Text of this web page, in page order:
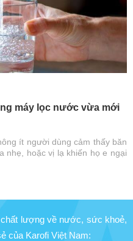
máy lọc nước vừa mới
ít người dùng cảm thấy băn
nhẹ, hoặc vị lạ khiến họ e ngại
lượng về nước, sức khoẻ,
của Karofi Việt Nam: